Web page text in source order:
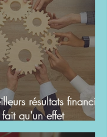
résultats financiers
qu'un effet